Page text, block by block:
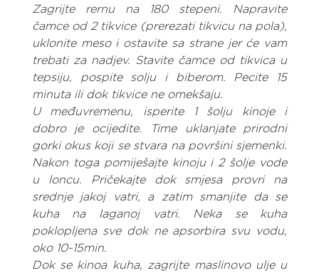
Zagrijte rernu na 180 stepeni. Napravite
čamce od 2 tikvice (prerezati tikvicu na pola),
uklonite meso i ostavite sa strane jer će vam
trebati za nadjev. Stavite čamce od tikvica u
tepsiju, pospite solju i biberom. Pecite 15
minuta ili dok tikvice ne omekšaju.
U međuvremenu, isperite 1 šolju kinoje i
dobro je ocijedite. Time uklanjate prirodni
gorki okus koji se stvara na površini sjemenki.
Nakon toga pomiješajte kinoju i 2 šolje vode
u loncu. Pričekajte dok smjesa provri na
srednje jakoj vatri, a zatim smanjite da se
kuha na laganoj vatri. Neka se kuha
poklopljena sve dok ne apsorbira svu vodu,
oko 10-15min.
Dok se kinoa kuha, zagrijte maslinovo ulje u